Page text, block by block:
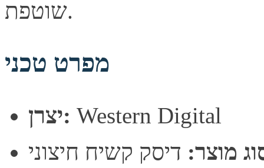
שוטפת.
מפרט טכני
יצרן: Western Digital
מוצר: דיסק קשיח חיצוני